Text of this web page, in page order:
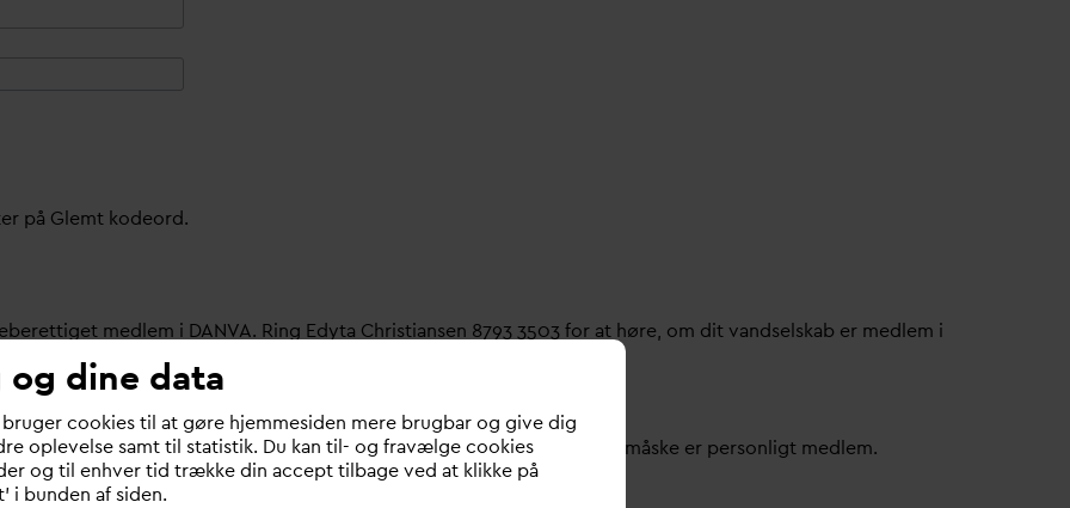
på Glemt kodeord.
medlem i DANVA. Ring Edyta Christiansen 8793 3503 for at høre, om dit vandselskab er medlem i
her.
ditvandselskab, dit ansættelsessted er medlem iDANVA eller om du måske er personligt medlem.
og dine data
bruger cookies til at gøre hjemmesiden mere brugbar og give dig
oplevelse samt til statistik. Du kan til- og fravælge cookies
og til enhver tid trække din accept tilbage ved at klikke på
i bunden af siden.